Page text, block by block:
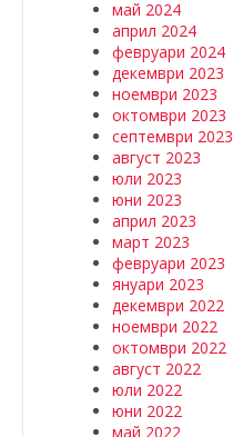
май 2024
април 2024
февруари 2024
декември 2023
ноември 2023
октомври 2023
септември 2023
август 2023
юли 2023
юни 2023
април 2023
март 2023
февруари 2023
януари 2023
декември 2022
ноември 2022
октомври 2022
август 2022
юли 2022
юни 2022
май 2022